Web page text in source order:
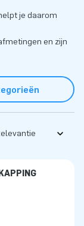
je daarom
en zijn